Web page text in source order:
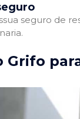
seguro de
Grifo